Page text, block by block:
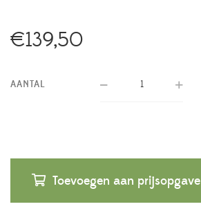
€139,50
AANTAL
Toevoegen aan prijsopgave